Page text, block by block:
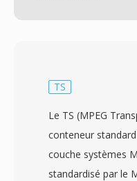
TS
Le TS (MPEG
conteneur
couche systèmes
standardisé par le